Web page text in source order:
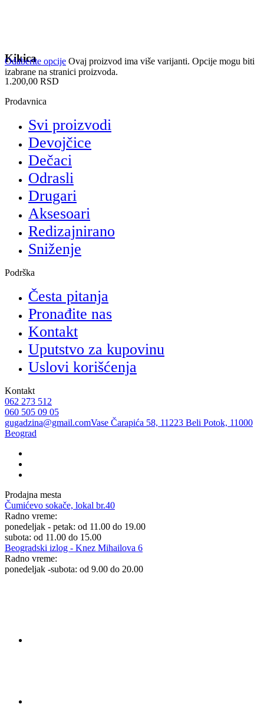
Odaberite opcije Ovaj proizvod ima više varijanti. Opcije mogu biti
izabrane na stranici proizvoda.
Kikica
1.200,00 RSD
Prodavnica
Svi proizvodi
Devojčice
Dečaci
Odrasli
Drugari
Aksesoari
Redizajnirano
Sniženje
Podrška
Česta pitanja
Pronađite nas
Kontakt
Uputstvo za kupovinu
Uslovi korišćenja
Kontakt
062 273 512
060 505 09 05
gugadzina@gmail.comVase Čarapića 58, 11223 Beli Potok, 11000
Beograd
Prodajna mesta
Čumićevo sokače, lokal br.40
Radno vreme:
ponedeljak - petak: od 11.00 do 19.00
subota: od 11.00 do 15.00
Beogradski izlog - Knez Mihailova 6
Radno vreme:
ponedeljak -subota: od 9.00 do 20.00